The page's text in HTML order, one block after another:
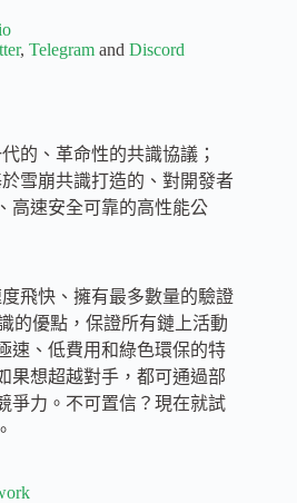
, Telegram and Discord
的、革命性的共識協議；
雪崩共識打造的、對開發者
高速安全可靠的高性能公
飛快、擁有最多數量的驗證
的優點，保證所有鏈上活動
速、低費用和綠色環保的特
果想超越對手，都可通過部
爭力。不可置信？現在就試